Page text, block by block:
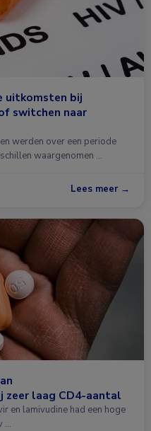
uitkomsten bij
switchen naar
werden over een periode
waargenomen …
Lees meer →
zeer laag CD4-aantal
en lamivudine had een hoge
…